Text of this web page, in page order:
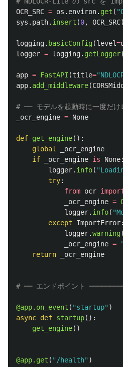
OCR_SRC = os . environ. get ( "
sys . path. insert (0, OCR_SRC)
logging. basicConfig(level=
logger = logging. getLogger(
app = FastAPI (title="
app. add_middleware(
_ocr_engine = None
def get_engine():
global
_ocr_engine
if
_ocr_engine is None:
logger. info( "
try:
from ocr
_ocr_engine =
logger. info( "
except
ImportError:
logger.warning(
_ocr_engine = "
return
_ocr_engine
@app.on_event ( "startup" )
async def startup():
get_engine()
@app.get ( "/health" )